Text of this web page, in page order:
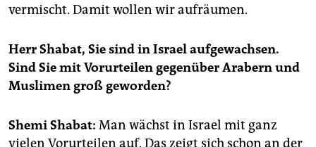
vermischt. Damit wollen wir aufräumen.
Herr Shabat, Sie sind in Israel aufgewachsen.
Sind Sie mit Vorurteilen gegenüber Arabern und
Muslimen groß geworden?
Shemi Shabat: Man wächst in Israel mit ganz
vielen Vorurteilen auf. Das zeigt sich schon an der